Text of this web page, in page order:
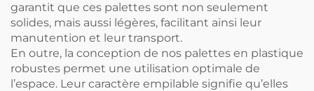
garantit que ces palettes sont non seulement
solides, mais aussi légères, facilitant ainsi leur
manutention et leur transport.
En outre, la conception de nos palettes en plastique
robustes permet une utilisation optimale de
l’espace. Leur caractère empilable signifie qu’elles